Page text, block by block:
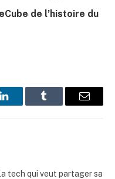
de l’histoire du
LinkedInTumblr
E-
tech qui veut partager sa